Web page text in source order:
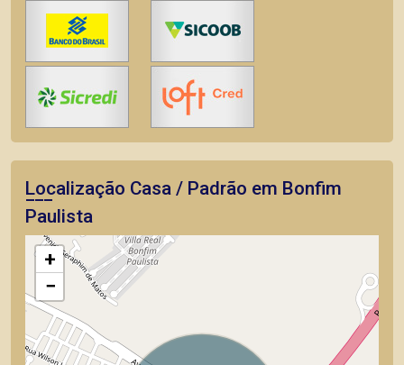
Localização Casa / Padrão em Bonfim
Paulista
+
−